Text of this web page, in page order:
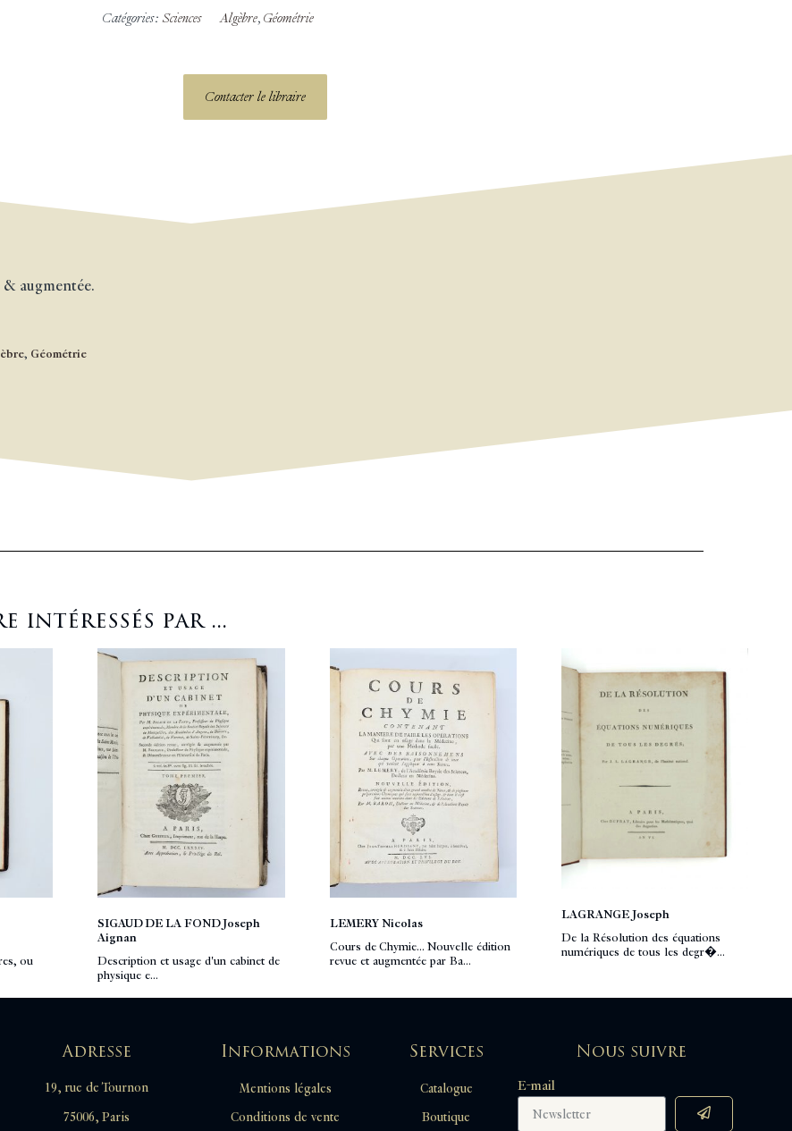
Catégories:Sciences Algèbre, Géométrie
Contacter le libraire
augmentée.
, Géométrie
intéressés par ...
ou
SIGAUD DE LA FOND Joseph
Aignan
Description et usage d'un cabinet de
physique e...
LEMERY Nicolas
Cours de Chymie... Nouvelle édition
revue et augmentée par Ba...
LAGRANGE Joseph
De la Résolution des équations
numériques de tous les degr�...
Adresse
19, rue de Tournon
75006, Paris
Informations
Mentions légales
Conditions de vente
Services
Catalogue
Boutique
Nous suivre
E-mail